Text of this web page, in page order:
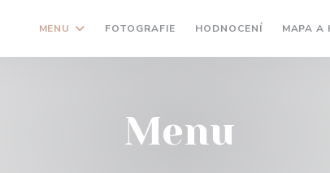
MENU FOTOGRAFIE HODNOCENÍ MAPA A
Menu